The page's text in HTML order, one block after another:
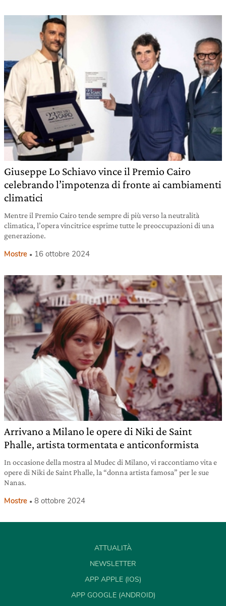
Giuseppe Lo Schiavo vince il Premio Cairo
celebrando l’impotenza di fronte ai cambiamenti
climatici
Mentre il Premio Cairo tende sempre di più verso la neutralità
climatica, l’opera vincitrice esprime tutte le preoccupazioni di una
generazione.
Mostre 16 ottobre 2024
Arrivano a Milano le opere di Niki de Saint
Phalle, artista tormentata e anticonformista
In occasione della mostra al Mudec di Milano, vi raccontiamo vita e
opere di Niki de Saint Phalle, la “donna artista famosa” per le sue
Nanas.
Mostre 8 ottobre 2024
ATTUALITÀ
NEWSLETTER
APP APPLE (IOS)
APP GOOGLE (ANDROID)